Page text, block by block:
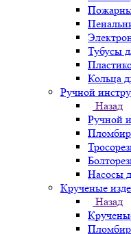
Тубусы
Кольца
Ручной
Назад
Ручной
Насосы
Крученые
Назад